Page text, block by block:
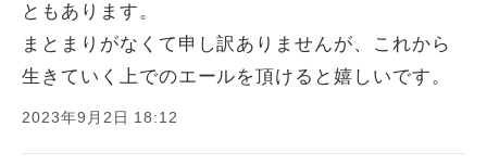
ともあります。
まとまりがなくて申し訳ありませんが、これから
生きていく上でのエールを頂けると嬉しいです。
2023年9月2日 18:12